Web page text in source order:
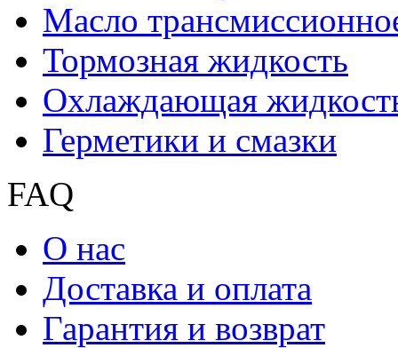
Масло
Тормозная жидкость
Охлаждающая
Герметики и смазки
FAQ
О нас
Доставка и оплата
Гарантия и возврат